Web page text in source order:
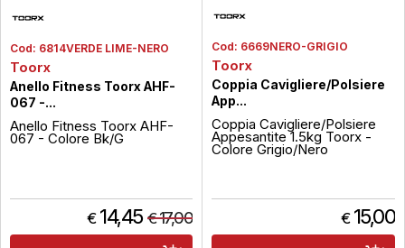
Cod: 6814VERDE LIME-NERO
Toorx
Anello Fitness Toorx AHF-
067 -...
Anello Fitness Toorx AHF-
067 - Colore Bk/G
€ 14,45 €17,00
Cod: 6669NERO-GRIGIO
Toorx
Coppia Cavigliere/Polsiere
App...
Coppia Cavigliere/Polsiere
Appesantite 1.5kg Toorx -
Colore Grigio/Nero
€ 15,00